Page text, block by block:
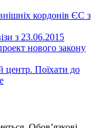
кордонів ЄС з
з 23.06.2015
нового закону
центр. Поїхати до